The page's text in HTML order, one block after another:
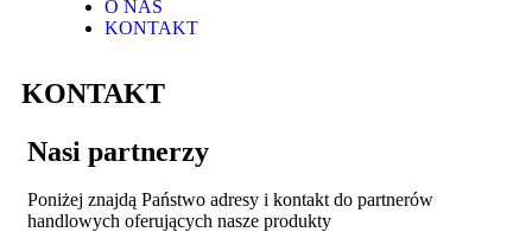
O NAS
KONTAKT
KONTAKT
Nasi partnerzy
Poniżej znajdą Państwo adresy i kontakt do partnerów
handlowych oferujących nasze produkty